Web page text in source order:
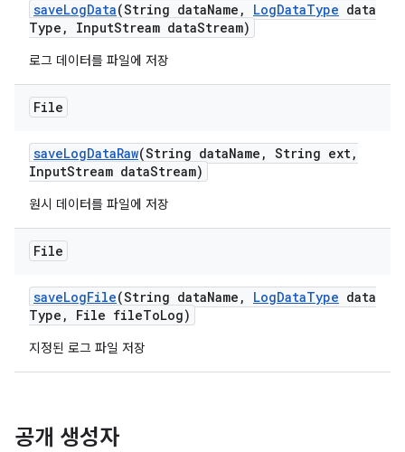
saveLogData(String dataName , LogDataType data
Type , InputStream dataStream)
로그 데이터를 파일에 저장
File
saveLogDataRaw(String dataName , String ext,
InputStream dataStream)
원시 데이터를 파일에 저장
File
saveLogFile(String dataName , LogDataType data
Type , File fileToLog)
지정된 로그 파일 저장
공개 생성자